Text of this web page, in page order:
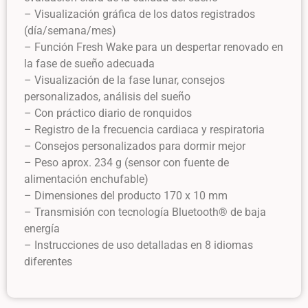
– Visualización gráfica de los datos registrados
(día/semana/mes)
– Función Fresh Wake para un despertar renovado en
la fase de sueño adecuada
– Visualización de la fase lunar, consejos
personalizados, análisis del sueño
– Con práctico diario de ronquidos
– Registro de la frecuencia cardiaca y respiratoria
– Consejos personalizados para dormir mejor
– Peso aprox. 234 g (sensor con fuente de
alimentación enchufable)
– Dimensiones del producto 170 x 10 mm
– Transmisión con tecnología Bluetooth® de baja
energía
– Instrucciones de uso detalladas en 8 idiomas
diferentes